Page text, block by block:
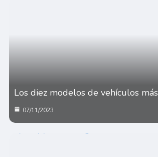
Los diez modelos de vehículos
07/11/2023